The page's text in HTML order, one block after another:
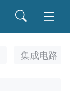
集成电路